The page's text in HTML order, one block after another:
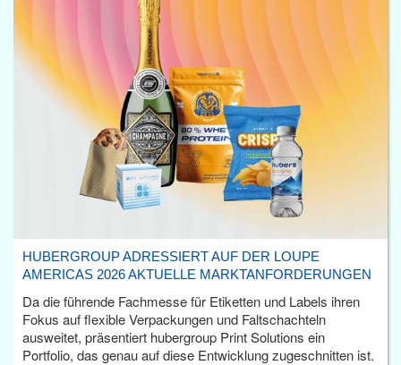
HUBERGROUP ADRESSIERT AUF DER LOUPE
AMERICAS 2026 AKTUELLE MARKTANFORDERUNGEN
Da die führende Fachmesse für Etiketten und Labels ihren
Fokus auf flexible Verpackungen und Faltschachteln
ausweitet, präsentiert hubergroup Print Solutions ein
Portfolio, das genau auf diese Entwicklung zugeschnitten ist.